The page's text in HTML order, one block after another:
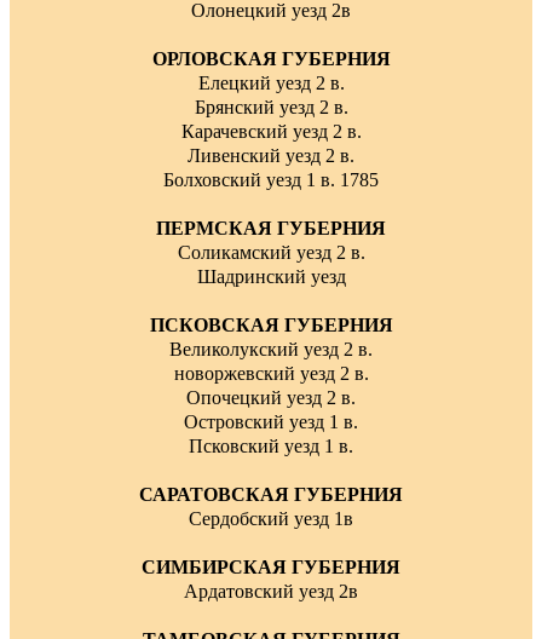
Олонецкий уезд 2в
ОРЛОВСКАЯ ГУБЕРНИЯ
Елецкий уезд 2 в.
Брянский уезд 2 в.
Карачевский уезд 2 в.
Ливенский уезд 2 в.
Болховский уезд 1 в. 1785
ПЕРМСКАЯ ГУБЕРНИЯ
Соликамский уезд 2 в.
Шадринский уезд
ПСКОВСКАЯ ГУБЕРНИЯ
Великолукский уезд 2 в.
новоржевский уезд 2 в.
Опочецкий уезд 2 в.
Островский уезд 1 в.
Псковский уезд 1 в.
САРАТОВСКАЯ ГУБЕРНИЯ
Сердобский уезд 1в
СИМБИРСКАЯ ГУБЕРНИЯ
Ардатовский уезд 2в